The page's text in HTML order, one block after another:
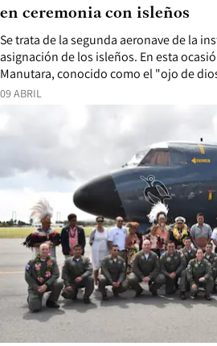
09 ABRIL
Se trata de la segunda aeronave de la
asignación de los isleños. En esta
Manutara, conocido como el "ojo de
en ceremonia con isleños